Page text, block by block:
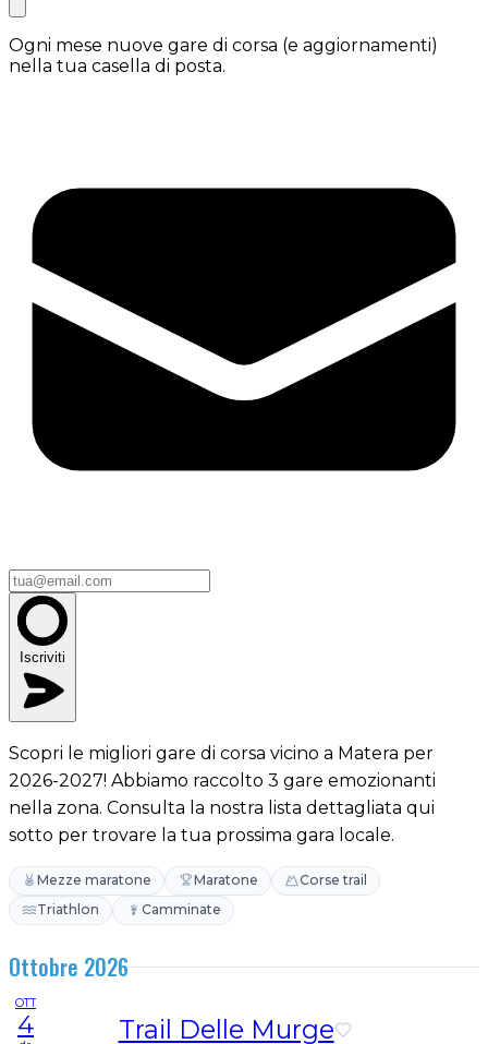
Ogni mese nuove gare di corsa (e aggiornamenti)
nella tua casella di posta.
Iscriviti
Scopri le migliori gare di corsa vicino a Matera per
2026-2027! Abbiamo raccolto 3 gare emozionanti
nella zona. Consulta la nostra lista dettagliata qui
sotto per trovare la tua prossima gara locale.
Mezze maratone Maratone
Corse trail
Triathlon
Camminate
Ottobre 2026
OTT
4 Trail Delle Murge